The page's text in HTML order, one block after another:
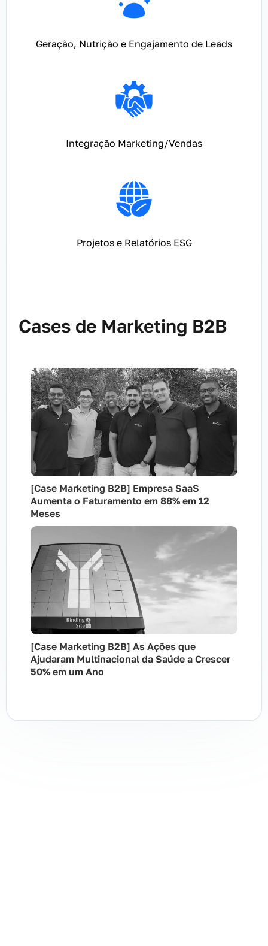
Geração, Nutrição e Engajamento de Leads
Integração Marketing/Vendas
Projetos e Relatórios ESG
Cases de Marketing B2B
[Case Marketing B2B] Empresa SaaS
Aumenta o Faturamento em 88% em 12
Meses
[Case Marketing B2B] As Ações que
Ajudaram Multinacional da Saúde a Crescer
50% em um Ano